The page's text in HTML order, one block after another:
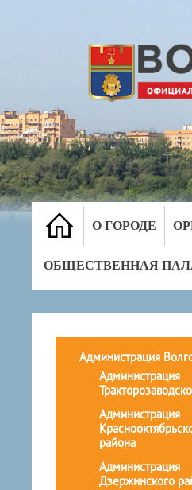
О ГОРОДЕ
ОБЩЕСТВЕННАЯ
Администрация
Администрация
Администрация
района
Администрация
Дзержинского